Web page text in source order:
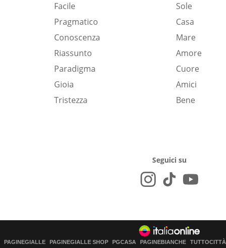
Facile
Pragmatico
Conoscenza
Riassunto
Paradigma
Gioia
Tristezza
Sole
Casa
Mare
Amore
Cuore
Amici
Bene
Seguici su
PAGINEGIALLE PAGINEGIALLE SHOP PGCASA PAGINEBIANCHE TUTTOCITTÀ